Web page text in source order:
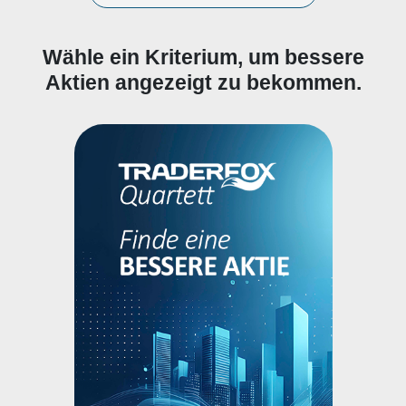
Wähle ein Kriterium, um bessere
Aktien angezeigt zu bekommen.